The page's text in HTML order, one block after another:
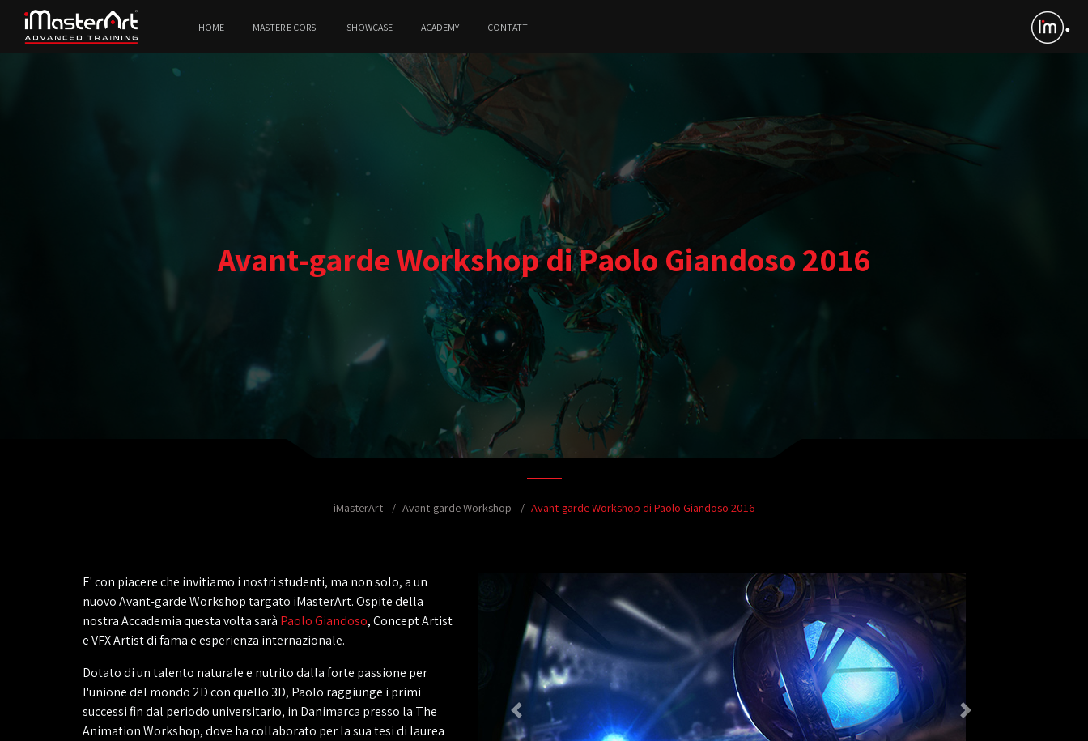
HOME MASTER E CORSI SHOWCASE ACADEMY CONTATTI
Avant-garde Workshop di Paolo Giandoso 2016
iMasterArt Avant-garde Workshop Avant-garde Workshop di Paolo Giandoso 2016
E' con piacere che invitiamo i nostri studenti, ma non solo, a un
nuovo Avant-garde Workshop targato iMasterArt. Ospite della
nostra Accademia questa volta sarà Paolo Giandoso, Concept Artist
e VFX Artist di fama e esperienza internazionale.
Dotato di un talento naturale e nutrito dalla forte passione per
l'unione del mondo 2D con quello 3D, Paolo raggiunge i primi
successi fin dal periodo universitario, in Danimarca presso la The
Animation Workshop, dove ha collaborato per la sua tesi di laurea